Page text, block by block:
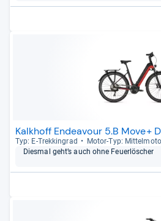
Kalkhoff Endeavour 5.B Move+
Typ: E-​Trek­kin­grad Motor-​Typ:
Dies­mal geht’s auch ohne Feu­er­lö­scher